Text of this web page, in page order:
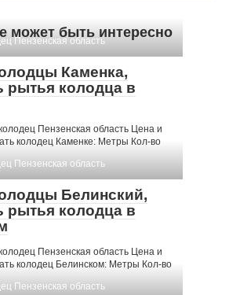
может быть интересно
Пензенская область
Каменка,
рытья колодца в
Пензенская область Цена и
колодец Каменке: Метры Кол-во
Пензенская область
Белинский,
рытья колодца в
Пензенская область Цена и
колодец Белинском: Метры Кол-во
Пензенская область